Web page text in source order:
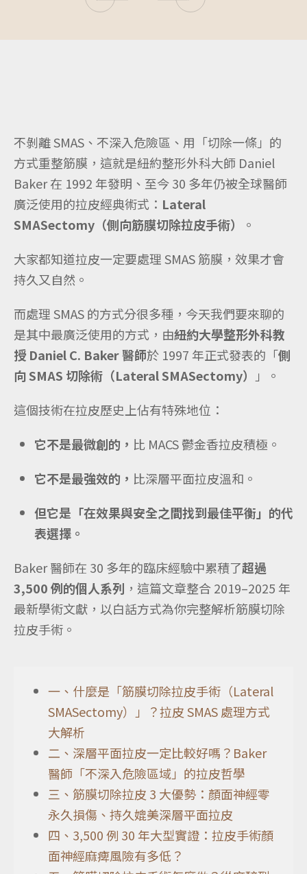
不剝離 SMAS、不深入危險區、用「切除一條」的
方式重整筋膜，這就是紐約整形外科大師 Daniel
Baker 在 1992 年發明、至今 30 多年仍被全球醫師
廣泛使用的拉皮經典術式： Lateral
SMASectomy（側向筋膜切除拉皮手術）
。
大家都知道拉皮一定要處理 SMAS 筋膜，效果才會
持久又自然。
而處理 SMAS 的方式分很多種，今天我們要來聊的
是其中最廣泛使用的方式，由紐約大學整形外科教
授 Daniel C. Baker 醫師於 1997 年正式發表的「側
向 SMAS 切除術（Lateral SMASectomy）
」。
這個技術在拉皮歷史上佔有特殊地位：
它不是最微創的， 比 MACS 鬱金香拉皮積極。
它不是最強效的， 比深層平面拉皮溫和。
但它是「在效果與安全之間找到最佳平衡」的代
表選擇。
Baker 醫師在 30 多年的臨床經驗中累積了超過
3,500 例的個人系列 ，這篇文章整合 2019–2025 年
最新學術文獻，以白話方式為你完整解析筋膜切除
拉皮手術。
一、什麼是「筋膜切除拉皮手術（Lateral
SMASectomy）」？拉皮 SMAS 處理方式
大解析
二、深層平面拉皮一定比較好嗎？Baker
醫師「不深入危險區域」的拉皮哲學
三、筋膜切除拉皮 3 大優勢：顏面神經零
永久損傷、持久媲美深層平面拉皮
四、3,500 例 30 年大型實證：拉皮手術顏
面神經麻痺風險有多低？